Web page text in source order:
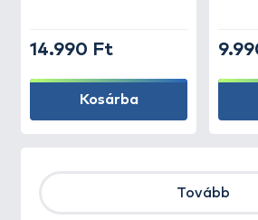
14.990 Ft
Kosárba
Tovább